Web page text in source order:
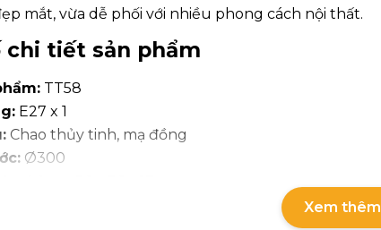
mắt, vừa dễ phối với nhiều phong cách nội thất.
chi tiết sản phẩm
TT58
E27 x 1
Chao thủy tinh, mạ đồng
Ø300
Xem thêm